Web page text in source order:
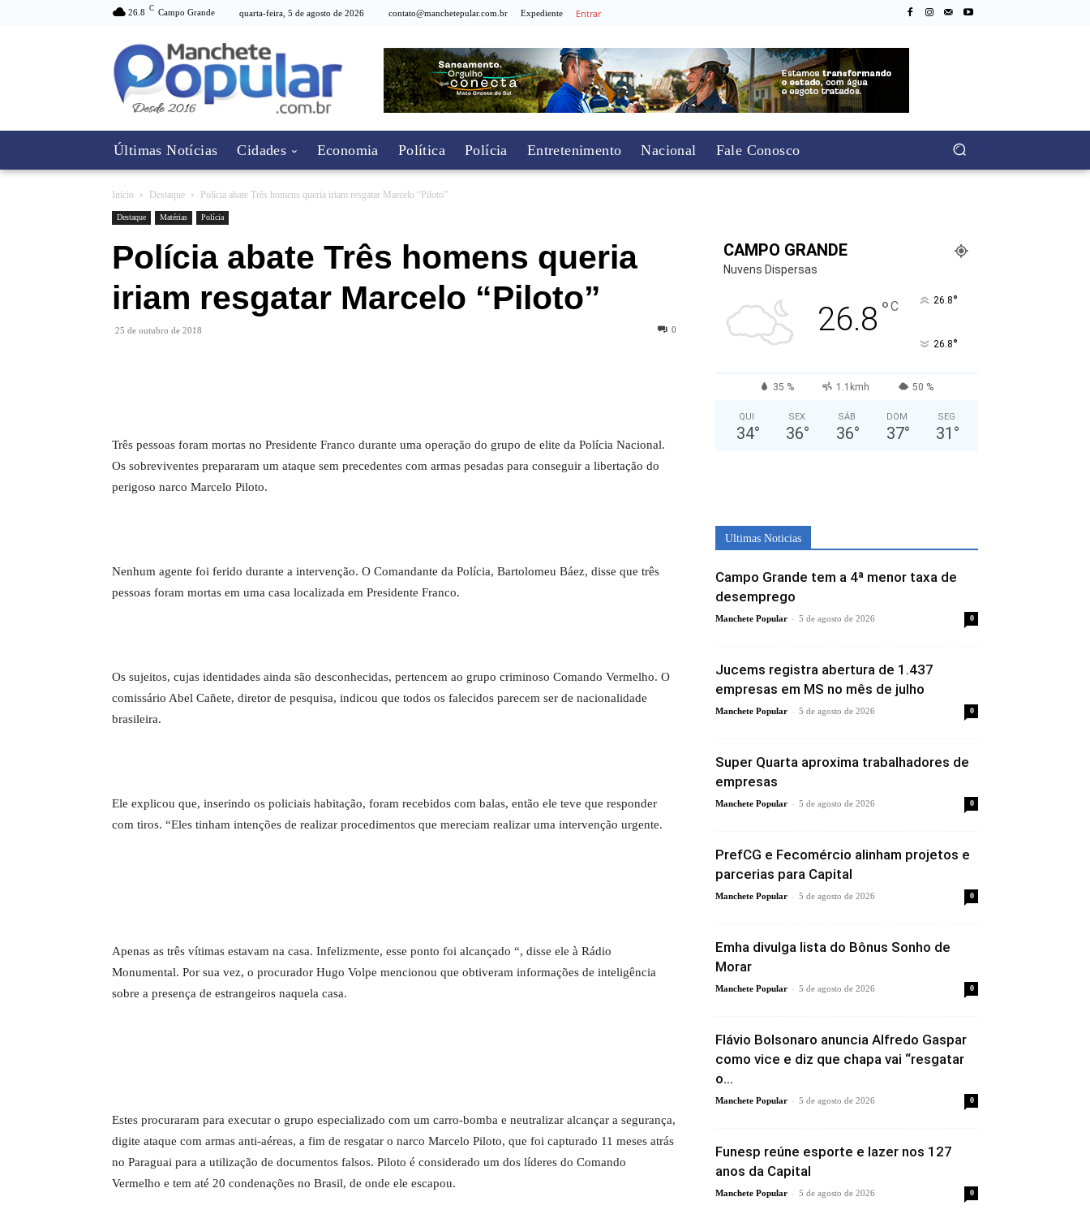
26.8 C Campo Grande quarta-feira, 5 de agosto de 2026 contato@manchetepular.com.br Expediente Entrar
Últimas Notícias Cidades Economia Política Polícia Entretenimento Nacional Fale Conosco
Início Destaque Polícia abate Três homens queria iriam resgatar Marcelo “Piloto”
Destaque Matérias Polícia
Polícia abate Três homens queria
iriam resgatar Marcelo “Piloto”
25 de outubro de 2018 0
Três pessoas foram mortas no Presidente Franco durante uma operação do grupo de elite da Polícia Nacional.
Os sobreviventes prepararam um ataque sem precedentes com armas pesadas para conseguir a libertação do
perigoso narco Marcelo Piloto.
Nenhum agente foi ferido durante a intervenção. O Comandante da Polícia, Bartolomeu Báez, disse que três
pessoas foram mortas em uma casa localizada em Presidente Franco.
Os sujeitos, cujas identidades ainda são desconhecidas, pertencem ao grupo criminoso Comando Vermelho. O
comissário Abel Cañete, diretor de pesquisa, indicou que todos os falecidos parecem ser de nacionalidade
brasileira.
Ele explicou que, inserindo os policiais habitação, foram recebidos com balas, então ele teve que responder
com tiros. “Eles tinham intenções de realizar procedimentos que mereciam realizar uma intervenção urgente.
Apenas as três vítimas estavam na casa. Infelizmente, esse ponto foi alcançado “, disse ele à Rádio
Monumental. Por sua vez, o procurador Hugo Volpe mencionou que obtiveram informações de inteligência
sobre a presença de estrangeiros naquela casa.
Estes procuraram para executar o grupo especializado com um carro-bomba e neutralizar alcançar a segurança,
digite ataque com armas anti-aéreas, a fim de resgatar o narco Marcelo Piloto, que foi capturado 11 meses atrás
no Paraguai para a utilização de documentos falsos. Piloto é considerado um dos líderes do Comando
Vermelho e tem até 20 condenações no Brasil, de onde ele escapou.
CAMPO GRANDE
Nuvens Dispersas
26.8 °C 26.8°
26.8°
35 % 1.1kmh 50 %
QUI
34°
SEX
36°
SÁB
36°
DOM
37°
SEG
31 °
Ultimas Noticias
Campo Grande tem a 4ª menor taxa de
desemprego
Manchete Popular - 5 de agosto de 2026 0
Jucems registra abertura de 1.437
empresas em MS no mês de julho
Manchete Popular - 5 de agosto de 2026 0
Super Quarta aproxima trabalhadores de
empresas
Manchete Popular - 5 de agosto de 2026 0
PrefCG e Fecomércio alinham projetos e
parcerias para Capital
Manchete Popular - 5 de agosto de 2026 0
Emha divulga lista do Bônus Sonho de
Morar
Manchete Popular - 5 de agosto de 2026 0
Flávio Bolsonaro anuncia Alfredo Gaspar
como vice e diz que chapa vai “resgatar
o...
Manchete Popular - 5 de agosto de 2026 0
Funesp reúne esporte e lazer nos 127
anos da Capital
Manchete Popular - 5 de agosto de 2026 0